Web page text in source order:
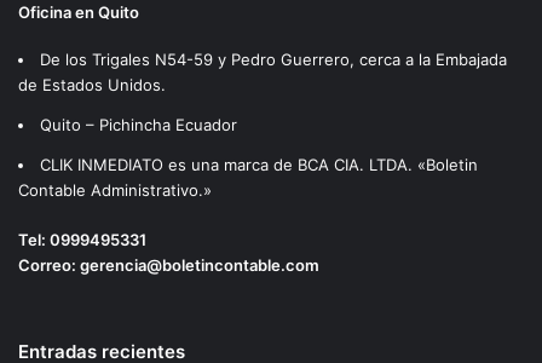
Oficina en Quito
De los Trigales N54-59 y Pedro Guerrero, cerca a la Embajada
de Estados Unidos.
Quito – Pichincha Ecuador
CLIK INMEDIATO es una marca de BCA CIA. LTDA. «Boletin
Contable Administrativo.»
Tel: 0999495331
Correo: gerencia@boletincontable.com
Entradas recientes